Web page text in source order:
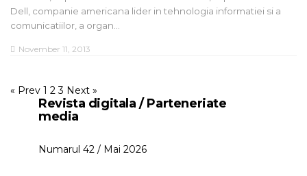
Dell, companie americana lider in tehnologia informatiei si a
comunicatiilor, a organ…
November 11, 2013
« Prev 1 2 3 Next »
Revista digitala / Parteneriate
media
Numarul 42 / Mai 2026